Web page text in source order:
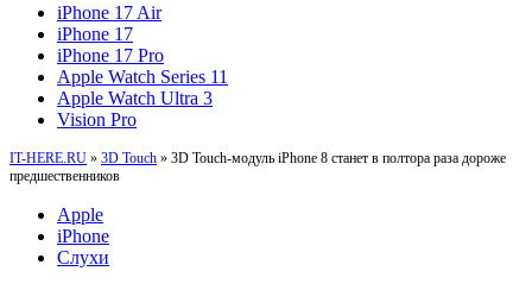
iPhone 17 Air
iPhone 17
iPhone 17 Pro
Apple Watch Series 11
Apple Watch Ultra 3
Vision Pro
IT-HERE.RU » 3D Touch » 3D Touch-модуль iPhone 8 станет в полтора раза дороже
предшественников
Apple
iPhone
Слухи